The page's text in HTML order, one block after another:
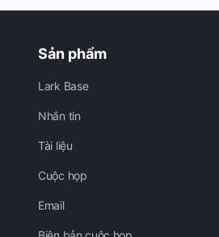
Sản phẩm
Lark Base
Nhắn tin
Tài liệu
Cuộc họp
Email